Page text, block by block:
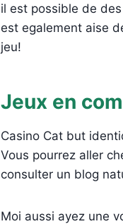
il est possible de
est egalement aise
jeu!
Jeux en
Casino Cat but
Vous pourrez aller
consulter un blog
Moi aussi ayez une